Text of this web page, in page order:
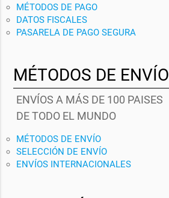
MÉTODOS DE PAGO
DATOS FISCALES
PASARELA DE PAGO SEGURA
MÉTODOS DE ENVÍO
ENVÍOS A MÁS DE 100 PAISES
DE TODO EL MUNDO
MÉTODOS DE ENVÍO
SELECCIÓN DE ENVÍO
ENVÍOS INTERNACIONALES